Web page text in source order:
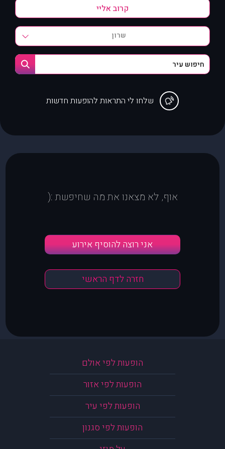
שרון
שלחו לי התראות להופעות חדשות
אוף, לא מצאנו את מה שחיפשת :(
אני רוצה להוסיף אירוע
חזרה לדף הראשי
הופעות לפי אולם
הופעות לפי אזור
הופעות לפי עיר
הופעות לפי סגנון